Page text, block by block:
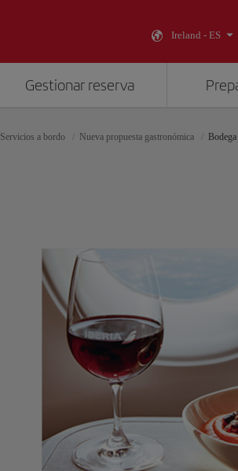
Ireland - ES
Gestionar reserva
Servicios a bordo Nueva propuesta gastronómica